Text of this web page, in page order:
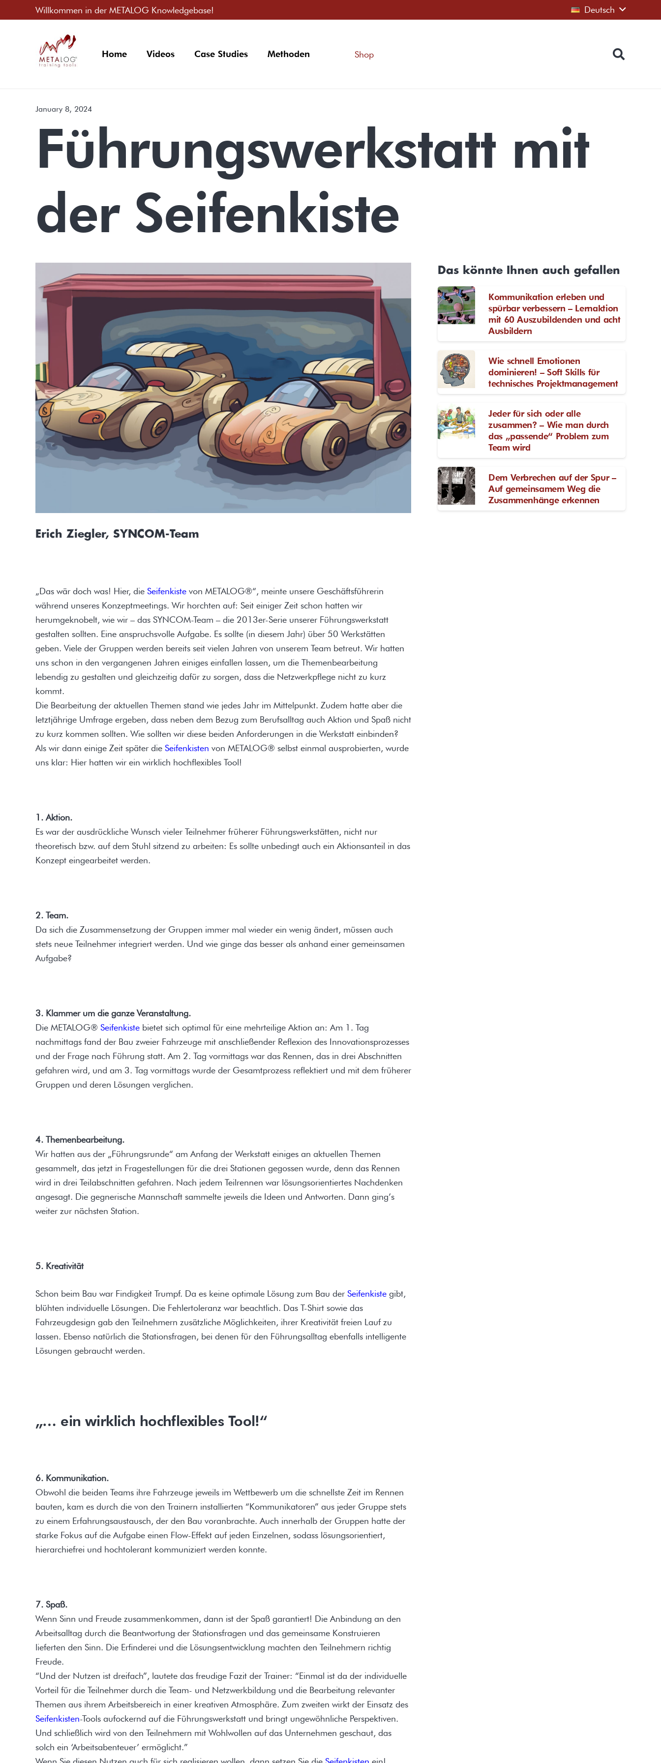
Willkommen in der METALOG Knowledgebase! Deutsch
Home Videos Case Studies Methoden Shop
January 8, 2024
Führungswerkstatt mit
der Seifenkiste
Erich Ziegler, SYNCOM-Team
„Das wär doch was! Hier, die Seifenkiste von METALOG®“, meinte unsere Geschäftsführerin
während unseres Konzeptmeetings. Wir horchten auf: Seit einiger Zeit schon hatten wir
herumgeknobelt, wie wir – das SYNCOM-Team – die 2013er-Serie unserer Führungswerkstatt
gestalten sollten. Eine anspruchsvolle Aufgabe. Es sollte (in diesem Jahr) über 50 Werkstätten
geben. Viele der Gruppen werden bereits seit vielen Jahren von unserem Team betreut. Wir hatten
uns schon in den vergangenen Jahren einiges einfallen lassen, um die Themenbearbeitung
lebendig zu gestalten und gleichzeitig dafür zu sorgen, dass die Netzwerkpflege nicht zu kurz
kommt.
Die Bearbeitung der aktuellen Themen stand wie jedes Jahr im Mittelpunkt. Zudem hatte aber die
letztjährige Umfrage ergeben, dass neben dem Bezug zum Berufsalltag auch Aktion und Spaß nicht
zu kurz kommen sollten. Wie sollten wir diese beiden Anforderungen in die Werkstatt einbinden?
Als wir dann einige Zeit später die Seifenkisten von METALOG® selbst einmal ausprobierten, wurde
uns klar: Hier hatten wir ein wirklich hochflexibles Tool!
1. Aktion.
Es war der ausdrückliche Wunsch vieler Teilnehmer früherer Führungswerkstätten, nicht nur
theoretisch bzw. auf dem Stuhl sitzend zu arbeiten: Es sollte unbedingt auch ein Aktionsanteil in das
Konzept eingearbeitet werden.
2. Team.
Da sich die Zusammensetzung der Gruppen immer mal wieder ein wenig ändert, müssen auch
stets neue Teilnehmer integriert werden. Und wie ginge das besser als anhand einer gemeinsamen
Aufgabe?
3. Klammer um die ganze Veranstaltung.
Die METALOG® Seifenkiste bietet sich optimal für eine mehrteilige Aktion an: Am 1. Tag
nachmittags fand der Bau zweier Fahrzeuge mit anschließender Reflexion des Innovationsprozesses
und der Frage nach Führung statt. Am 2. Tag vormittags war das Rennen, das in drei Abschnitten
gefahren wird, und am 3. Tag vormittags wurde der Gesamtprozess reflektiert und mit dem früherer
Gruppen und deren Lösungen verglichen.
4. Themenbearbeitung.
Wir hatten aus der „Führungsrunde“ am Anfang der Werkstatt einiges an aktuellen Themen
gesammelt, das jetzt in Fragestellungen für die drei Stationen gegossen wurde, denn das Rennen
wird in drei Teilabschnitten gefahren. Nach jedem Teilrennen war lösungsorientiertes Nachdenken
angesagt. Die gegnerische Mannschaft sammelte jeweils die Ideen und Antworten. Dann ging’s
weiter zur nächsten Station.
5. Kreativität
Schon beim Bau war Findigkeit Trumpf. Da es keine optimale Lösung zum Bau der Seifenkiste gibt,
blühten individuelle Lösungen. Die Fehlertoleranz war beachtlich. Das T-Shirt sowie das
Fahrzeugdesign gab den Teilnehmern zusätzliche Möglichkeiten, ihrer Kreativität freien Lauf zu
lassen. Ebenso natürlich die Stationsfragen, bei denen für den Führungsalltag ebenfalls intelligente
Lösungen gebraucht werden.
„… ein wirklich hochflexibles Tool!“
6. Kommunikation.
Obwohl die beiden Teams ihre Fahrzeuge jeweils im Wettbewerb um die schnellste Zeit im Rennen
bauten, kam es durch die von den Trainern installierten “Kommunikatoren” aus jeder Gruppe stets
zu einem Erfahrungsaustausch, der den Bau voranbrachte. Auch innerhalb der Gruppen hatte der
starke Fokus auf die Aufgabe einen Flow-Effekt auf jeden Einzelnen, sodass lösungsorientiert,
hierarchiefrei und hochtolerant kommuniziert werden konnte.
7. Spaß.
Wenn Sinn und Freude zusammenkommen, dann ist der Spaß garantiert! Die Anbindung an den
Arbeitsalltag durch die Beantwortung der Stationsfragen und das gemeinsame Konstruieren
lieferten den Sinn. Die Erfinderei und die Lösungsentwicklung machten den Teilnehmern richtig
Freude.
“Und der Nutzen ist dreifach”, lautete das freudige Fazit der Trainer: “Einmal ist da der individuelle
Vorteil für die Teilnehmer durch die Team- und Netzwerkbildung und die Bearbeitung relevanter
Themen aus ihrem Arbeitsbereich in einer kreativen Atmosphäre. Zum zweiten wirkt der Einsatz des
Seifenkisten-Tools aufockernd auf die Führungswerkstatt und bringt ungewöhnliche Perspektiven.
Und schließlich wird von den Teilnehmern mit Wohlwollen auf das Unternehmen geschaut, das
solch ein ‘Arbeitsabenteuer’ ermöglicht.”
Das könnte Ihnen auch gefallen
Kommunikation erleben und
spürbar verbessern – Lernaktion
mit 60 Auszubildenden und acht
Ausbildern
Wie schnell Emotionen
dominieren! – Soft Skills für
technisches Projektmanagement
Jeder für sich oder alle
zusammen? – Wie man durch
das „passende“ Problem zum
Team wird
Dem Verbrechen auf der Spur –
Auf gemeinsamem Weg die
Zusammenhänge erkennen